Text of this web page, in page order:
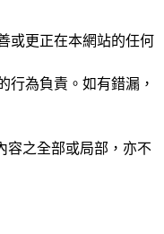
或更正在本網站的任何
行為負責。如有錯漏，
容之全部或局部，亦不